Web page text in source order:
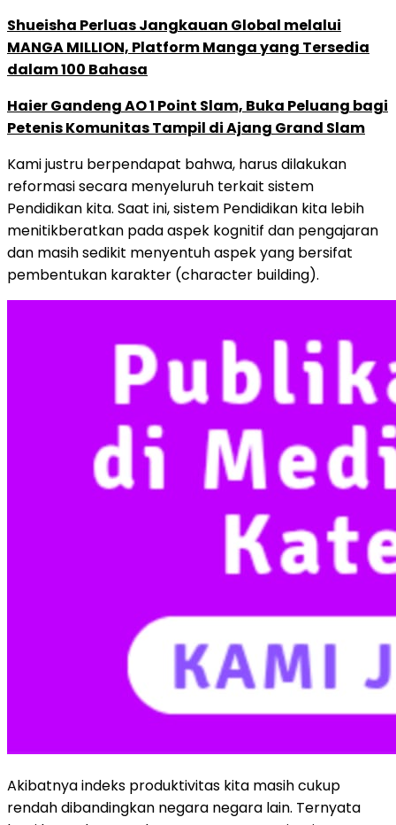
Shueisha Perluas Jangkauan Global melalui
MANGA MILLION, Platform Manga yang Tersedia
dalam 100 Bahasa
Haier Gandeng AO 1 Point Slam, Buka Peluang bagi
Petenis Komunitas Tampil di Ajang Grand Slam
Kami justru berpendapat bahwa, harus dilakukan
reformasi secara menyeluruh terkait sistem
Pendidikan kita. Saat ini, sistem Pendidikan kita lebih
menitikberatkan pada aspek kognitif dan pengajaran
dan masih sedikit menyentuh aspek yang bersifat
pembentukan karakter (character building).
Akibatnya indeks produktivitas kita masih cukup
rendah dibandingkan negara negara lain. Ternyata